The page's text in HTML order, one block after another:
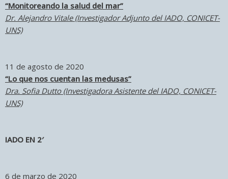
“Monitoreando la salud del mar”
Dr. Alejandro Vitale (Investigador Adjunto del IADO, CONICET-
UNS)
11 de agosto de 2020
“Lo que nos cuentan las medusas”
Dra. Sofia Dutto (Investigadora Asistente del IADO, CONICET-
UNS)
IADO EN 2′
6 de marzo de 2020